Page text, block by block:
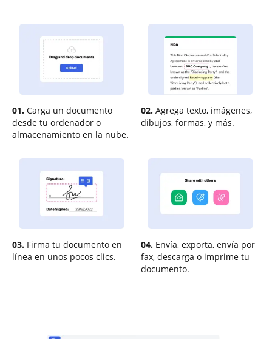
01. Carga un documento
desde tu ordenador o
almacenamiento en la nube.
02. Agrega texto, imágenes,
dibujos, formas, y más.
03. Firma tu documento en
línea en unos pocos clics.
04. Envía, exporta, envía por
fax, descarga o imprime tu
documento.